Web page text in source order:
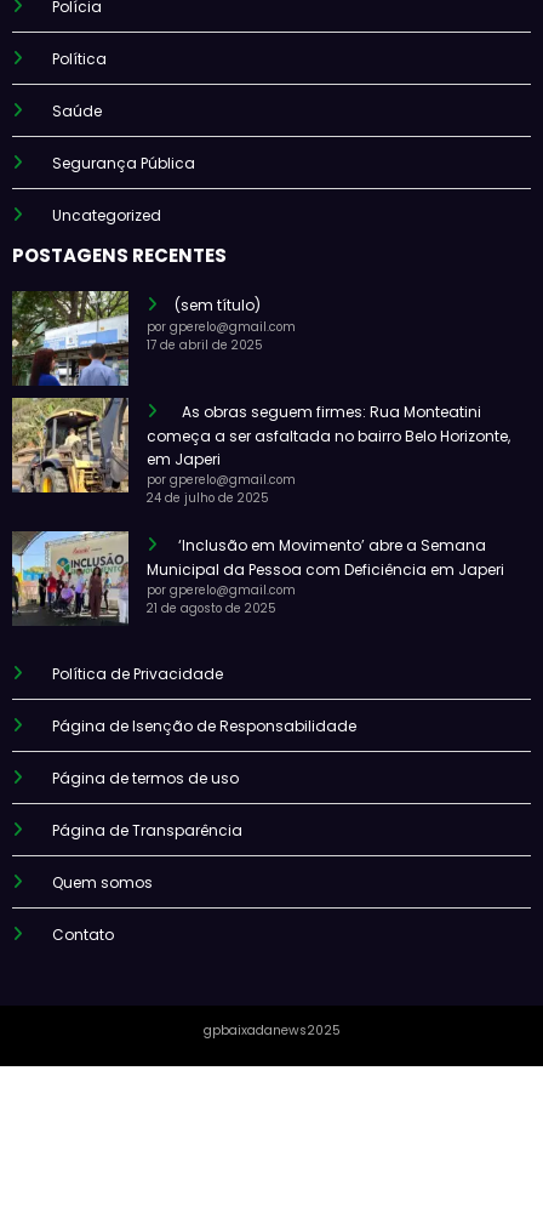
Polícia
Política
Saúde
Segurança Pública
Uncategorized
POSTAGENS RECENTES
(sem título)
por gperelo@gmail.com
17 de abril de 2025
As obras seguem firmes: Rua Monteatini
começa a ser asfaltada no bairro Belo Horizonte,
em Japeri
por gperelo@gmail.com
24 de julho de 2025
‘Inclusão em Movimento’ abre a Semana
Municipal da Pessoa com Deficiência em Japeri
por gperelo@gmail.com
21 de agosto de 2025
Política de Privacidade
Página de Isenção de Responsabilidade
Página de termos de uso
Página de Transparência
Quem somos
Contato
gpbaixadanews2025